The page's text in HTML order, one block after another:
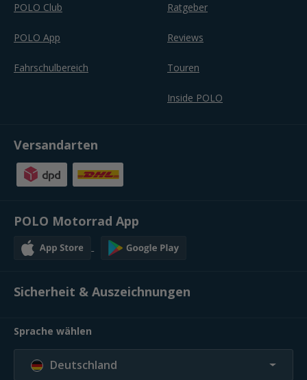
POLO Club
POLO App
Fahrschulbereich
Ratgeber
Reviews
Touren
Inside POLO
Versandarten
POLO Motorrad App
Sicherheit & Auszeichnungen
Sprache wählen
Deutschland